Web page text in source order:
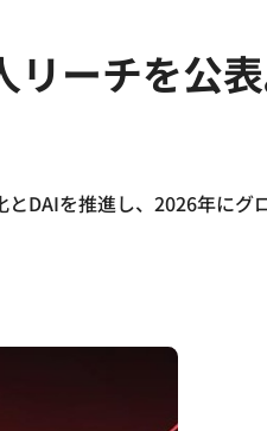
ーチを公
DAIを推進し、2026年にグ